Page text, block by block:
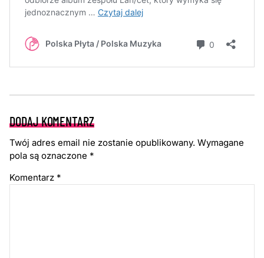
DODAJ KOMENTARZ
Twój adres email nie zostanie opublikowany. Wymagane
pola są oznaczone *
Komentarz *